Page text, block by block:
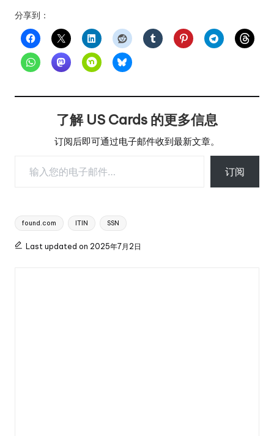
分享到：
了解 US Cards 的更多信息
订阅后即可通过电子邮件收到最新文章。
订阅
Tags:
found.com ITIN SSN
Last updated on 2025年7月2日